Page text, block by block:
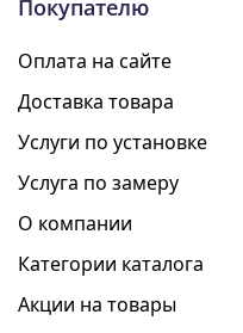
Покупателю
Оплата на сайте
Доставка товара
Услуги по установке
Услуга по замеру
О компании
Категории каталога
Акции на товары